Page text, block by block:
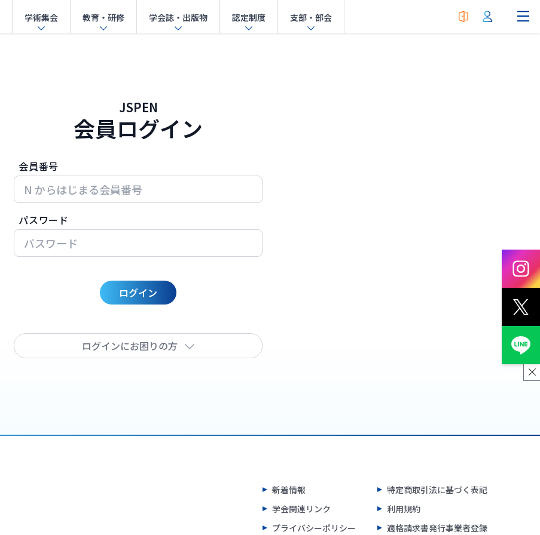
学術集会 教育・研修 学会誌・出版物 認定制度 支部・部会
JSPEN
会員ログイン
会員番号
パスワード
ログイン
ログインにお困りの方
新着情報
学会関連リンク
プライバシーポリシー
特定商取引法に基づく表記
利用規約
適格請求書発行事業者登録